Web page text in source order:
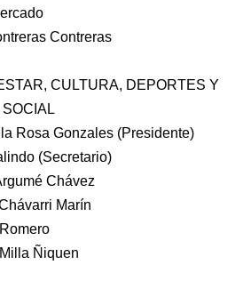
Contreras
CULTURA, DEPORTES Y
Rosa Gonzales (Presidente)
(Secretario)
Chávez
Marín
Ñiquen